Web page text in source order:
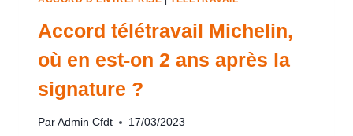
Accord télétravail Michelin,
où en est-on 2 ans après la
signature ?
Par Admin Cfdt 17/03/2023